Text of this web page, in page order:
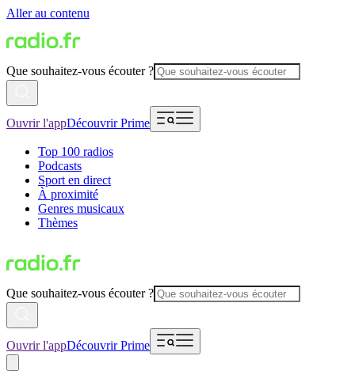
Aller au contenu
Que souhaitez-vous écouter ?
Ouvrir l'appDécouvrir Prime
Top 100 radios
Podcasts
Sport en direct
À proximité
Genres musicaux
Thèmes
Que souhaitez-vous écouter ?
Ouvrir l'appDécouvrir Prime